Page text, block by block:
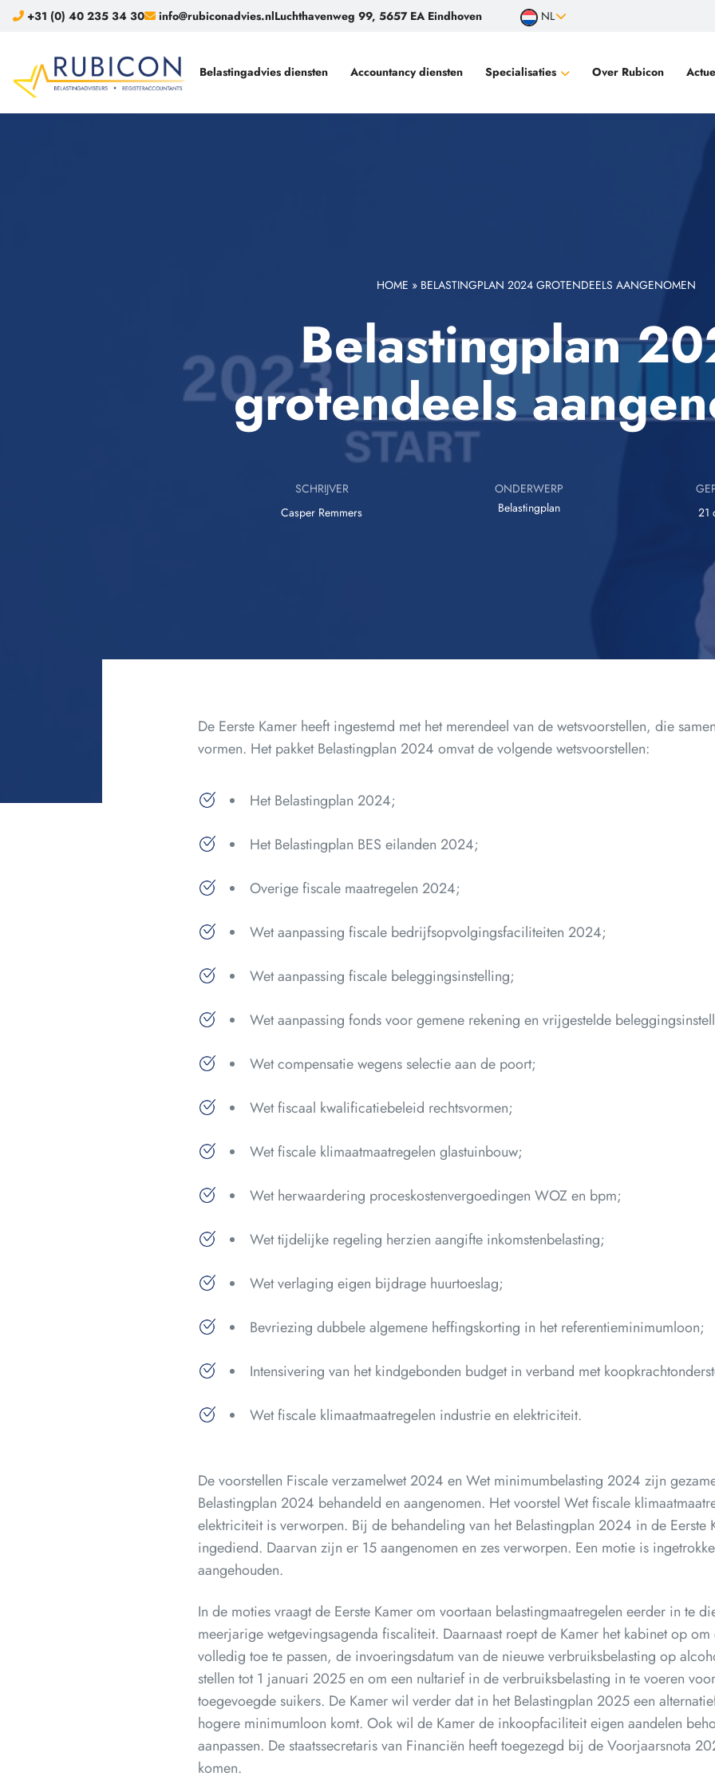
+31 (0) 40 235 34 30 info@rubiconadvies.nlLuchthavenweg 99, 5657 EA Eindhoven NL
Belastingadvies diensten Accountancy diensten Specialisaties
Wisselinstellingen en betaalinstellingen
Over Rubicon
HOME » BELASTINGPLAN 2024 GROTENDEELS AANGENOMEN
Belastingplan
grotendeels
SCHRIJVER
Casper Remmers
ONDERWERP
Belastingplan
21
De Eerste Kamer heeft ingestemd met het merendeel van de wetsvoorstellen, die
vormen. Het pakket Belastingplan 2024 omvat de volgende wetsvoorstellen:
Het Belastingplan 2024;
Het Belastingplan BES eilanden 2024;
Overige fiscale maatregelen 2024;
Wet aanpassing fiscale bedrijfsopvolgingsfaciliteiten 2024;
Wet aanpassing fiscale beleggingsinstelling;
Wet aanpassing fonds voor gemene rekening en vrijgestelde
Wet compensatie wegens selectie aan de poort;
Wet fiscaal kwalificatiebeleid rechtsvormen;
Wet fiscale klimaatmaatregelen glastuinbouw;
Wet herwaardering proceskostenvergoedingen WOZ en bpm;
Wet tijdelijke regeling herzien aangifte inkomstenbelasting;
Wet verlaging eigen bijdrage huurtoeslag;
Bevriezing dubbele algemene heffingskorting in het referentieminimumloon;
Intensivering van het kindgebonden budget in verband met
Wet fiscale klimaatmaatregelen industrie en elektriciteit.
De voorstellen Fiscale verzamelwet 2024 en Wet minimumbelasting 2024 zijn
Belastingplan 2024 behandeld en aangenomen. Het voorstel Wet fiscale
elektriciteit is verworpen. Bij de behandeling van het Belastingplan 2024 in de Eerste
ingediend. Daarvan zijn er 15 aangenomen en zes verworpen. Een motie is
aangehouden.
In de moties vraagt de Eerste Kamer om voortaan belastingmaatregelen eerder in te
meerjarige wetgevingsagenda fiscaliteit. Daarnaast roept de Kamer het kabinet op
volledig toe te passen, de invoeringsdatum van de nieuwe verbruiksbelasting op
stellen tot 1 januari 2025 en om een nultarief in de verbruiksbelasting in te voeren
toegevoegde suikers. De Kamer wil verder dat in het Belastingplan 2025 een
hogere minimumloon komt. Ook wil de Kamer de inkoopfaciliteit eigen aandelen
aanpassen. De staatssecretaris van Financiën heeft toegezegd bij de Voorjaarsnota
komen.